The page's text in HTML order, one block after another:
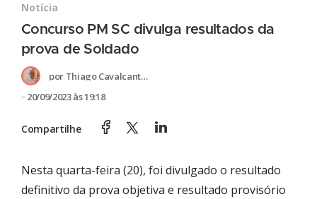
Notícia
Concurso PM SC divulga resultados da
prova de Soldado
porThiago Cavalcante Gomes
20/09/2023 às 19:18
Compartilhe
Nesta quarta-feira (20), foi divulgado o resultado
definitivo da prova objetiva e resultado provisório